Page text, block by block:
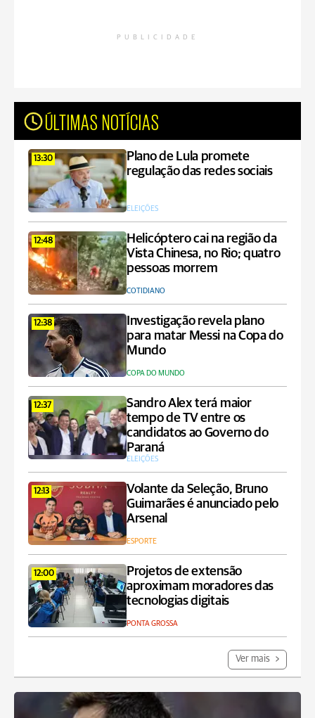
PUBLICIDADE
ÚLTIMAS NOTÍCIAS
13:30
Plano de Lula promete
regulação das redes sociais
ELEIÇÕES
12:48
Helicóptero cai na região da
Vista Chinesa, no Rio; quatro
pessoas morrem
COTIDIANO
12:38
Investigação revela plano
para matar Messi na Copa do
Mundo
COPA DO MUNDO
12:37
Sandro Alex terá maior
tempo de TV entre os
candidatos ao Governo do
Paraná
ELEIÇÕES
12:13
Volante da Seleção, Bruno
Guimarães é anunciado pelo
Arsenal
ESPORTE
12:00
Projetos de extensão
aproximam moradores das
tecnologias digitais
PONTA GROSSA
Ver mais